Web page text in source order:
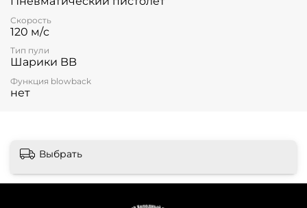
Скорость
120 м/с
Тип пули
Шарики BB
Функция blowback
нет
Выбрать